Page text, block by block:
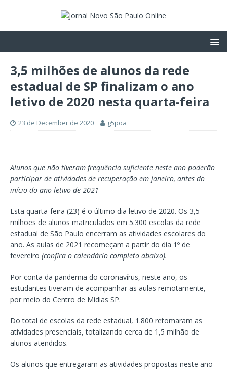
3,5 milhões de alunos da rede
estadual de SP finalizam o ano
letivo de 2020 nesta quarta-feira
23 de December de 2020 g5poa
Alunos que não tiveram frequência suficiente neste ano poderão
participar de atividades de recuperação em janeiro, antes do
início do ano letivo de 2021
Esta quarta-feira (23) é o último dia letivo de 2020. Os 3,5
milhões de alunos matriculados em 5.300 escolas da rede
estadual de São Paulo encerram as atividades escolares do
ano. As aulas de 2021 recomeçam a partir do dia 1º de
fevereiro (confira o calendário completo abaixo).
Por conta da pandemia do coronavírus, neste ano, os
estudantes tiveram de acompanhar as aulas remotamente,
por meio do Centro de Mídias SP.
Do total de escolas da rede estadual, 1.800 retomaram as
atividades presenciais, totalizando cerca de 1,5 milhão de
alunos atendidos.
Os alunos que entregaram as atividades propostas neste ano